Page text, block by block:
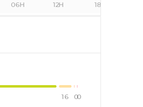
06H 12H 18H
16 00